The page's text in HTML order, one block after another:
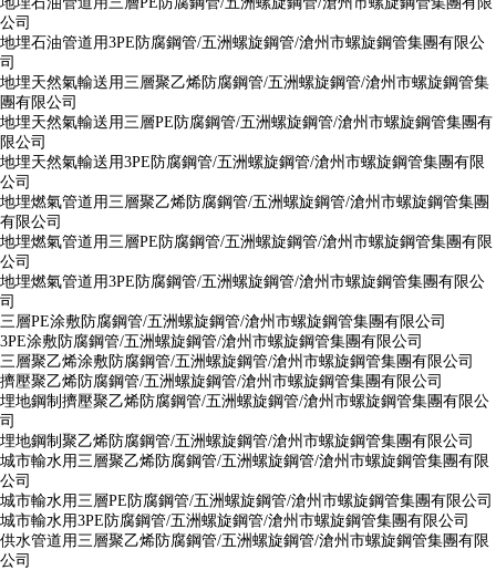
公司
地埋石油管道用3PE防腐鋼管/五洲螺旋鋼管/滄州市螺旋鋼管集團有限公
司
地埋天然氣輸送用三層聚乙烯防腐鋼管/五洲螺旋鋼管/滄州市螺旋鋼管集
團有限公司
地埋天然氣輸送用三層PE防腐鋼管/五洲螺旋鋼管/滄州市螺旋鋼管集團有
限公司
地埋天然氣輸送用3PE防腐鋼管/五洲螺旋鋼管/滄州市螺旋鋼管集團有限
公司
地埋燃氣管道用三層聚乙烯防腐鋼管/五洲螺旋鋼管/滄州市螺旋鋼管集團
有限公司
地埋燃氣管道用三層PE防腐鋼管/五洲螺旋鋼管/滄州市螺旋鋼管集團有限
公司
地埋燃氣管道用3PE防腐鋼管/五洲螺旋鋼管/滄州市螺旋鋼管集團有限公
司
三層PE涂敷防腐鋼管/五洲螺旋鋼管/滄州市螺旋鋼管集團有限公司
3PE涂敷防腐鋼管/五洲螺旋鋼管/滄州市螺旋鋼管集團有限公司
三層聚乙烯涂敷防腐鋼管/五洲螺旋鋼管/滄州市螺旋鋼管集團有限公司
擠壓聚乙烯防腐鋼管/五洲螺旋鋼管/滄州市螺旋鋼管集團有限公司
埋地鋼制擠壓聚乙烯防腐鋼管/五洲螺旋鋼管/滄州市螺旋鋼管集團有限公
司
埋地鋼制聚乙烯防腐鋼管/五洲螺旋鋼管/滄州市螺旋鋼管集團有限公司
城市輸水用三層聚乙烯防腐鋼管/五洲螺旋鋼管/滄州市螺旋鋼管集團有限
公司
城市輸水用三層PE防腐鋼管/五洲螺旋鋼管/滄州市螺旋鋼管集團有限公司
城市輸水用3PE防腐鋼管/五洲螺旋鋼管/滄州市螺旋鋼管集團有限公司
供水管道用三層聚乙烯防腐鋼管/五洲螺旋鋼管/滄州市螺旋鋼管集團有限
公司